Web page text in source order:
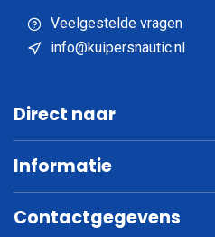
Veelgestelde vragen
info@kuipersnautic.nl
Direct naar
Informatie
Contactgegevens